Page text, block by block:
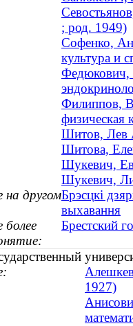
; род. 1949)
Софенко,
культура и
Федюкович,
Филиппов,
физическая
Шитов, Лев
Шитова,
Шукевич,
Шукевич,
другомБрэсцкі
выхавання
Брестский
1927)